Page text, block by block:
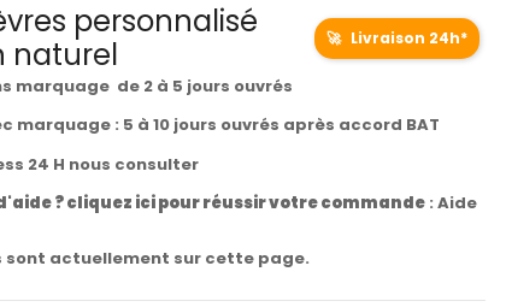
personnalisé
naturel
🚀 Livraison 24h*
marquage de 2 à 5 jours ouvrés
marquage : 5 à 10 jours ouvrés après accord BAT
24 H nous consulter
? cliquez ici pour réussir votre commande: Aide
sont actuellement sur cette page.